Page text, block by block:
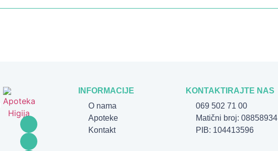
INFORMACIJE
O nama
Apoteke
Kontakt
KONTAKTIRAJTE NAS
069 502 71 00
Matični broj: 08858934
PIB: 104413596